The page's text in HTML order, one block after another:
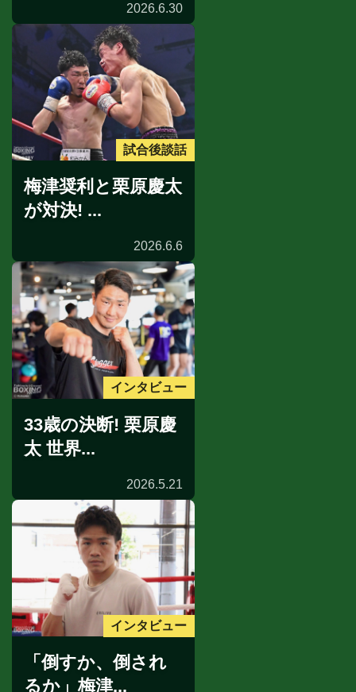
2026.6.30
試合後談話
梅津奨利と栗原慶太
が対決! ...
2026.6.6
インタビュー
33歳の決断! 栗原慶
太 世界...
2026.5.21
インタビュー
「倒すか、倒され
るか」梅津...